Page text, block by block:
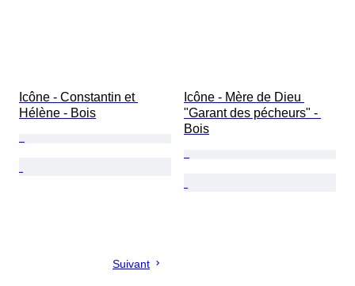
Icône - Constantin et
Hélène - Bois
Icône - Mère de Dieu
"Garant des pécheurs" -
Bois
Suivant